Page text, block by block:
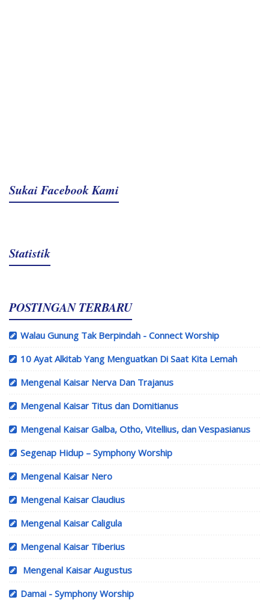
Sukai Facebook Kami
Statistik
POSTINGAN TERBARU
Walau Gunung Tak Berpindah - Connect Worship
10 Ayat Alkitab Yang Menguatkan Di Saat Kita Lemah
Mengenal Kaisar Nerva Dan Trajanus
Mengenal Kaisar Titus dan Domitianus
Mengenal Kaisar Galba, Otho, Vitellius, dan Vespasianus
Segenap Hidup – Symphony Worship
Mengenal Kaisar Nero
Mengenal Kaisar Claudius
Mengenal Kaisar Caligula
Mengenal Kaisar Tiberius
Mengenal Kaisar Augustus
Damai - Symphony Worship